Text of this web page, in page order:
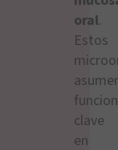
oral.
Estos
clave
en